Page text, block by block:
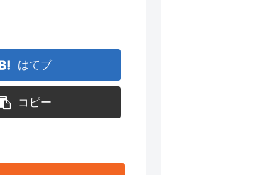
はてブ
コピー